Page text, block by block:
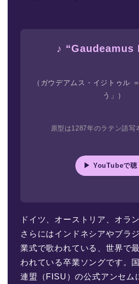
♪ “Gaudeamus
（ガウデアムス・イジトゥル
う」）
原型は1287年のラテン語写
▶ YouTubeで聴
ドイツ、オーストリア、オラ
さらにはインドネシアやブラ
業式で歌われている、世界で
われている卒業ソングです。
連盟（FISU）の公式アンセム